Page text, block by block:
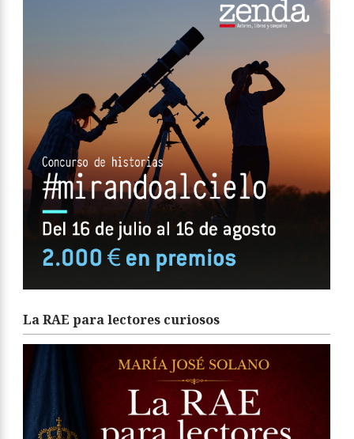
La RAE para lectores curiosos